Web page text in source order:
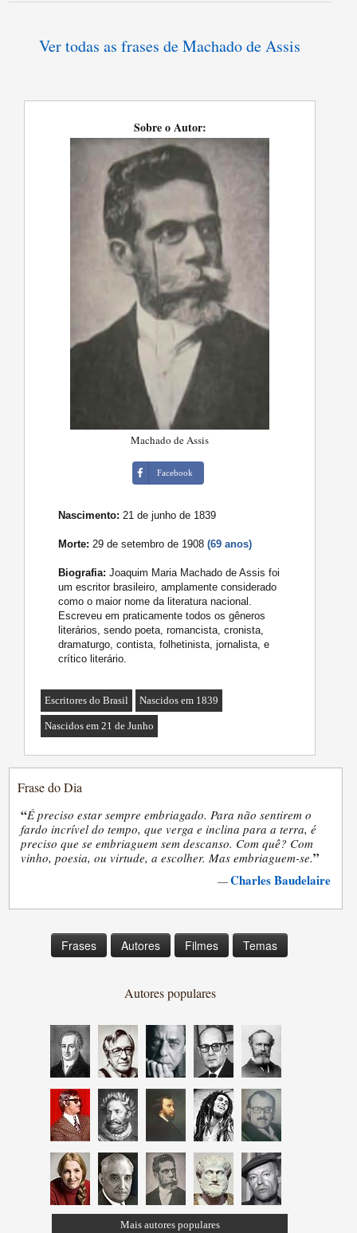
Ver todas as frases de Machado de Assis
Sobre o Autor:
Machado de Assis
Facebook
Nascimento: 21 de junho de 1839
Morte: 29 de setembro de 1908(69 anos)
Biografia: Joaquim Maria Machado de Assis foi
um escritor brasileiro, amplamente considerado
como o maior nome da literatura nacional.
Escreveu em praticamente todos os gêneros
literários, sendo poeta, romancista, cronista,
dramaturgo, contista, folhetinista, jornalista, e
crítico literário.
Escritores do Brasil Nascidos em 1839
Nascidos em 21 de Junho
Frase do Dia
“É preciso estar sempre embriagado. Para não sentirem o
fardo incrível do tempo, que verga e inclina para a terra, é
preciso que se embriaguem sem descanso. Com quê? Com
vinho, poesia, ou virtude, a escolher. Mas embriaguem-se.”
—Charles Baudelaire
Frases Autores Filmes Temas
Autores populares
Mais autores populares